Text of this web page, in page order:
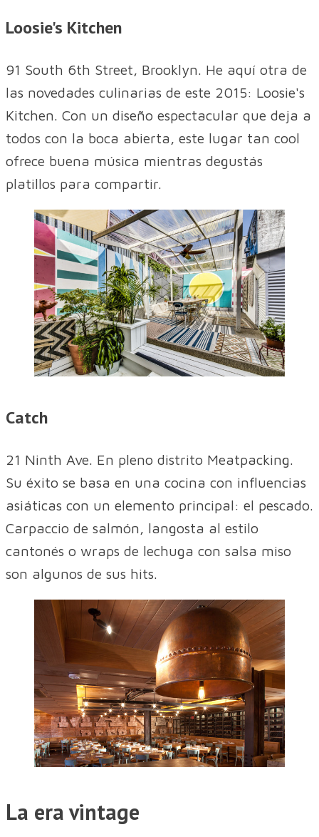
Loosie's Kitchen
91 South 6th Street, Brooklyn. He aquí otra de
las novedades culinarias de este 2015: Loosie's
Kitchen. Con un diseño espectacular que deja a
todos con la boca abierta, este lugar tan cool
ofrece buena música mientras degustás
platillos para compartir.
Catch
21 Ninth Ave. En pleno distrito Meatpacking.
Su éxito se basa en una cocina con influencias
asiáticas con un elemento principal: el pescado.
Carpaccio de salmón, langosta al estilo
cantonés o wraps de lechuga con salsa miso
son algunos de sus hits.
La era vintage